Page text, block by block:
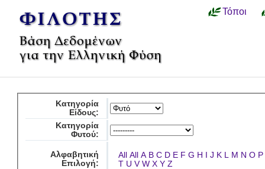
Τόποι
Κατηγορία
Είδους:
Κατηγορία
Φυτού:
Αλφαβητική
Επιλογή:
All All A B C D E F G H I J K L M N O P
T U V W X Y Z